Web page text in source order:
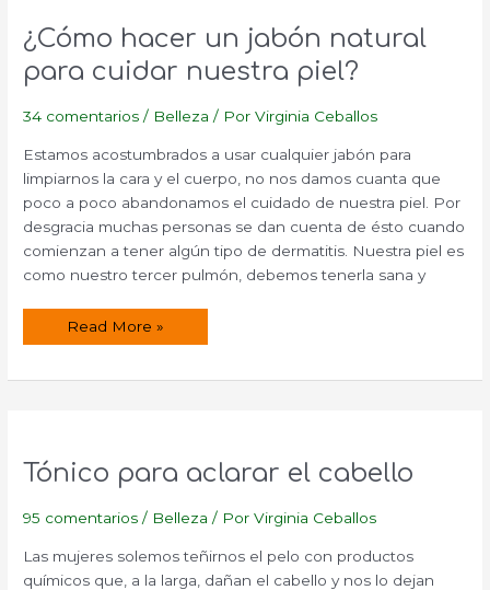
¿Cómo hacer un jabón natural
para cuidar nuestra piel?
34 comentarios / Belleza / PorVirginia Ceballos
Estamos acostumbrados a usar cualquier jabón para
limpiarnos la cara y el cuerpo, no nos damos cuanta que
poco a poco abandonamos el cuidado de nuestra piel. Por
desgracia muchas personas se dan cuenta de ésto cuando
comienzan a tener algún tipo de dermatitis. Nuestra piel es
como nuestro tercer pulmón, debemos tenerla sana y
¿Cómo
natural
Read More »
Tónico para aclarar el cabello
95 comentarios / Belleza / PorVirginia Ceballos
Las mujeres solemos teñirnos el pelo con productos
químicos que, a la larga, dañan el cabello y nos lo dejan